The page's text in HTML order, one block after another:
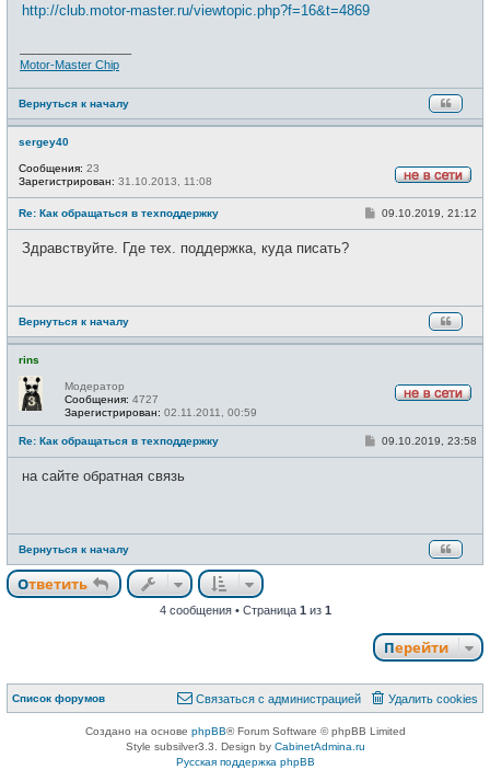
http://club.motor-master.ru/viewtopic.php?f=16&t=4869
Motor-Master Chip
Вернуться к началу
sergey40
в
с
Сообщения: 23
Зарегистрирован: 31.10.2013, 11:08
Re: Как обращаться в техподдержку
С
и
09.10.2019, 21:12
Здравствуйте. Где тех. поддержка, куда писать?
Вернуться к началу
rins
с
е
Модератор
Сообщения: 4727
Зарегистрирован: 02.11.2011, 00:59
Re: Как обращаться в техподдержку
С
и
09.10.2019, 23:58
на сайте обратная связь
Вернуться к началу
Ответить
4 сообщения • Страница 1 из 1
Перейти
Список форумов Удалить cookies
Связаться с администрацией
Создано на основе phpBB® Forum Software © phpBB Limited
Style subsilver3.3. Design by CabinetAdmina.ru
Русская поддержка phpBB